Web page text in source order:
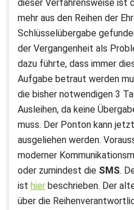
dieser Verfahrensweise ist
mehr aus den Reihen der
Schlüsselübergabe
der Vergangenheit als
dazu führte, dass immer
Aufgabe betraut werden
die bisher notwendigen 3
Ausleihen, da keine
muss. Der Ponton kann
ausgeliehen werden.
moderner
oder zumindest die SMS.
ist hier beschrieben. Der
über die